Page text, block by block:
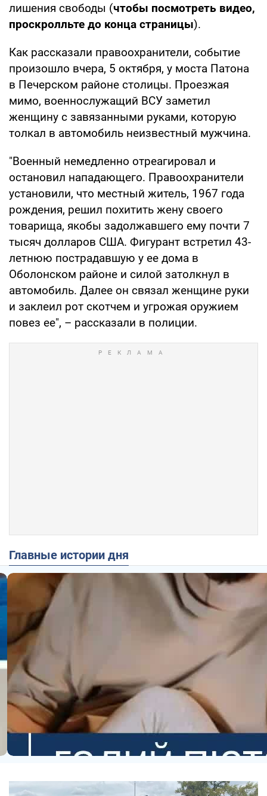
лишения свободы (чтобы посмотреть видео,
проскролльте до конца страницы).
Как рассказали правоохранители, событие
произошло вчера, 5 октября, у моста Патона
в Печерском районе столицы. Проезжая
мимо, военнослужащий ВСУ заметил
женщину с завязанными руками, которую
толкал в автомобиль неизвестный мужчина.
"Военный немедленно отреагировал и
остановил нападающего. Правоохранители
установили, что местный житель, 1967 года
рождения, решил похитить жену своего
товарища, якобы задолжавшего ему почти 7
тысяч долларов США. Фигурант встретил 43-
летнюю пострадавшую у ее дома в
Оболонском районе и силой затолкнул в
автомобиль. Далее он связал женщине руки
и заклеил рот скотчем и угрожая оружием
повез ее", – рассказали в полиции.
Главные истории дня